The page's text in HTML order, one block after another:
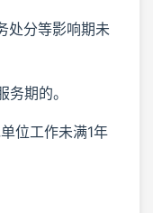
处分等影响期未
期的。
位工作未满1年